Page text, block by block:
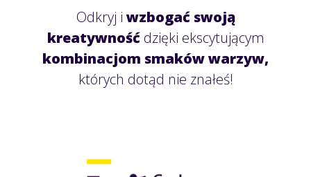
Odkryj i wzbogać swoją
kreatywnośćdzięki ekscytującym
kombinacjom smaków warzyw,
których dotąd nie znałeś!